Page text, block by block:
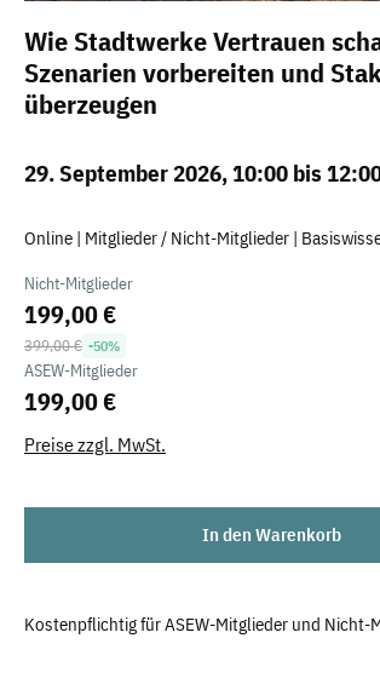
Wie Stadtwerke Vertrauen
Szenarien vorbereiten und
überzeugen
29. September 2026, 10:00 bis
Online | Mitglieder / Nicht-Mitglieder |
Nicht-Mitglieder
199,00 €
Regulärer Preis:
399,00 € -50%
ASEW-Mitglieder
199,00 €
Preise zzgl. MwSt.
In den Warenkorb
Kostenpflichtig für ASEW-Mitglieder und Nicht-